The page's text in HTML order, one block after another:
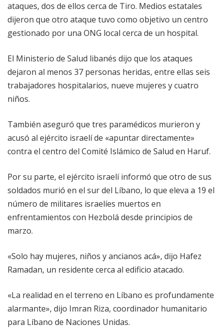
ataques, dos de ellos cerca de Tiro. Medios estatales
dijeron que otro ataque tuvo como objetivo un centro
gestionado por una ONG local cerca de un hospital.
El Ministerio de Salud libanés dijo que los ataques
dejaron al menos 37 personas heridas, entre ellas seis
trabajadores hospitalarios, nueve mujeres y cuatro
niños.
También aseguró que tres paramédicos murieron y
acusó al ejército israelí de «apuntar directamente»
contra el centro del Comité Islámico de Salud en Haruf.
Por su parte, el ejército israelí informó que otro de sus
soldados murió en el sur del Líbano, lo que eleva a 19 el
número de militares israelíes muertos en
enfrentamientos con Hezbolá desde principios de
marzo.
«Solo hay mujeres, niños y ancianos acá», dijo Hafez
Ramadan, un residente cerca al edificio atacado.
«La realidad en el terreno en Líbano es profundamente
alarmante», dijo Imran Riza, coordinador humanitario
para Líbano de Naciones Unidas.